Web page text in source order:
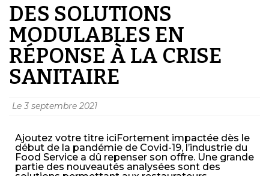
DES SOLUTIONS
MODULABLES EN
RÉPONSE À LA CRISE
SANITAIRE
Le 3 septembre 2021
Ajoutez votre titre iciFortement impactée dès le
début de la pandémie de Covid-19, l’industrie du
Food Service a dû repenser son offre. Une grande
partie des nouveautés analysées sont des